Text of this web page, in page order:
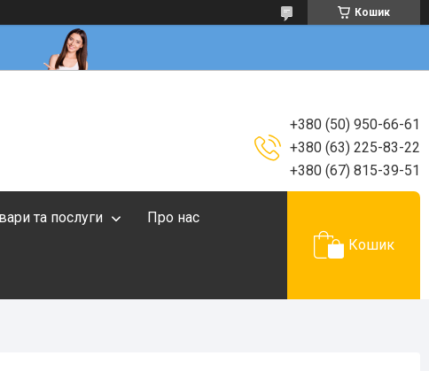
Кошик
+380 (50) 950-66-61
+380 (63) 225-83-22
+380 (67) 815-39-51
та послуги Про нас
Кошик